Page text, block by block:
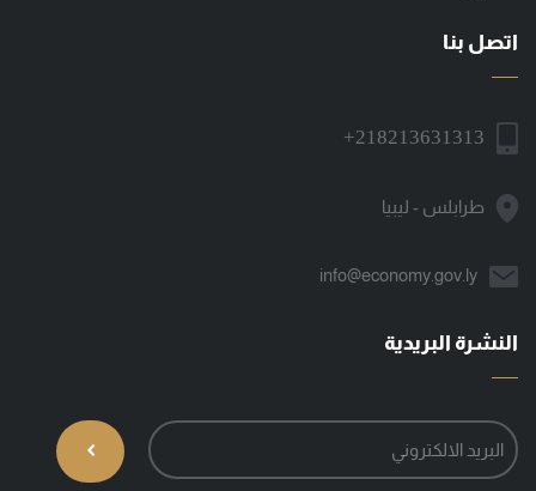
اتصل بنا
+218213631313
طرابلس - ليبيا
info@economy.gov.ly
النشرة البريدية